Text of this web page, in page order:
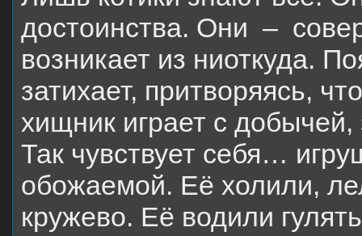
достоинства. Они –
возникает из ниоткуда.
затихает, притворяясь,
хищник играет с
Так чувствует себя…
обожаемой. Её холили,
кружево. Её водили